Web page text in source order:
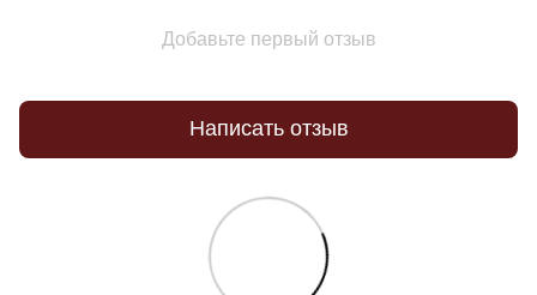
Добавьте первый отзыв
Написать отзыв